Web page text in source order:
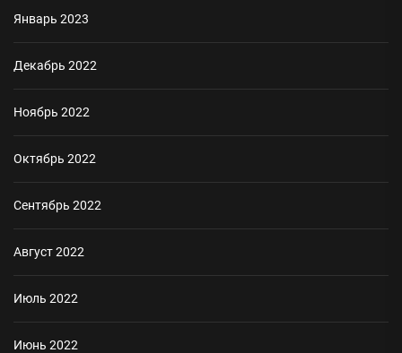
Январь 2023
Декабрь 2022
Ноябрь 2022
Октябрь 2022
Сентябрь 2022
Август 2022
Июль 2022
Июнь 2022